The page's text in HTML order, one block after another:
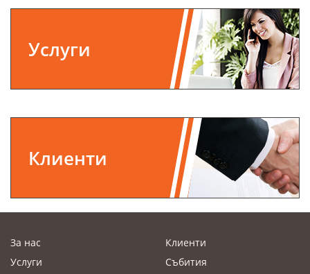
Услуги
Клиенти
За нас
Услуги
Клиенти
Събития